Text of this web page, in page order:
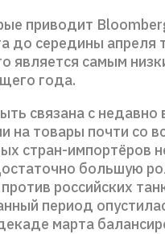
приводит
до середины апреля
является самым
года.
связана с
товары почти со
стран-импортёров
большую
российских
период
марта